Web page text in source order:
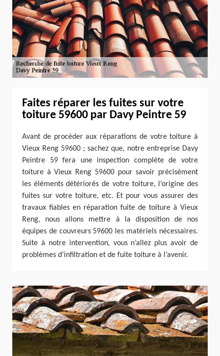
Faites réparer les fuites sur votre
toiture 59600 par Davy Peintre 59
Avant de procéder aux réparations de votre toiture à
Vieux Reng 59600 ; sachez que, notre entreprise Davy
Peintre 59 fera une inspection complète de votre
toiture à Vieux Reng 59600 pour savoir précisément
les éléments détériorés de votre toiture, l’origine des
fuites sur votre toiture, etc. Et pour vous assurer des
travaux fiables en réparation fuite de toiture à Vieux
Reng, nous allons mettre à la disposition de nos
équipes de couvreurs 59600 les matériels nécessaires.
Suite à notre intervention, vous n’allez plus avoir de
problèmes d’infiltration et de fuite toiture à l’avenir.